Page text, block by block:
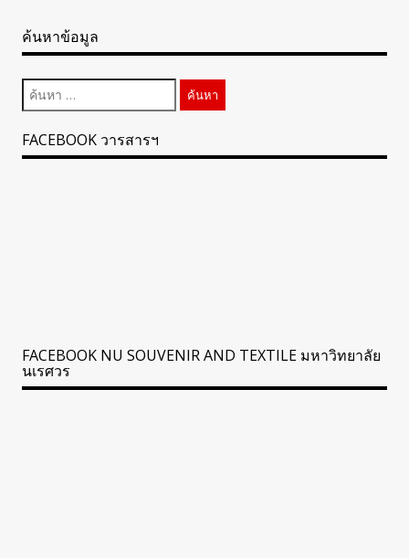
ค้นหาข้อมูล
ค้นหา
สำหรับ:
FACEBOOK วารสารฯ
FACEBOOK NU SOUVENIR AND TEXTILE มหาวิทยาลัย
นเรศวร